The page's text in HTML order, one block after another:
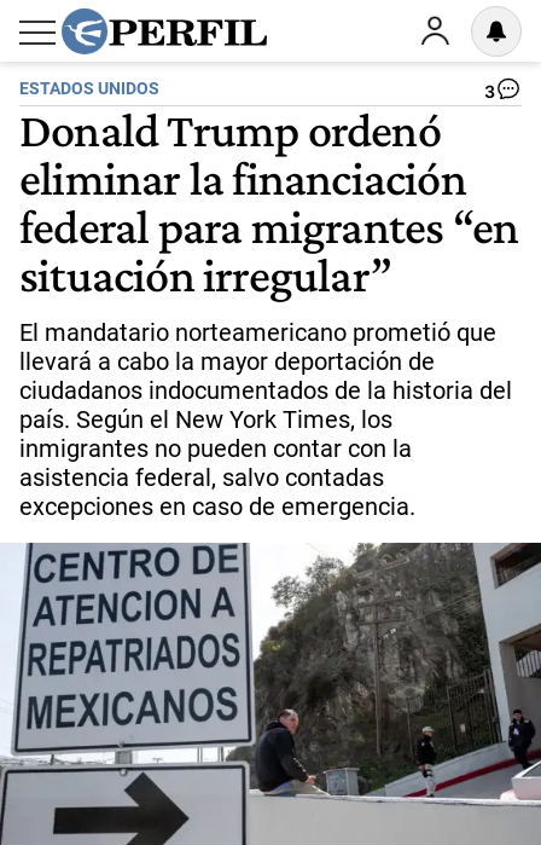
ESTADOS UNIDOS 3
Donald Trump ordenó
eliminar la financiación
federal para migrantes “en
situación irregular”
El mandatario norteamericano prometió que
llevará a cabo la mayor deportación de
ciudadanos indocumentados de la historia del
país. Según el New York Times, los
inmigrantes no pueden contar con la
asistencia federal, salvo contadas
excepciones en caso de emergencia.